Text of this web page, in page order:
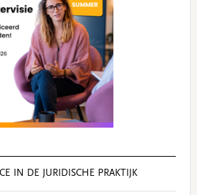
IN DE JURIDISCHE PRAKTIJK